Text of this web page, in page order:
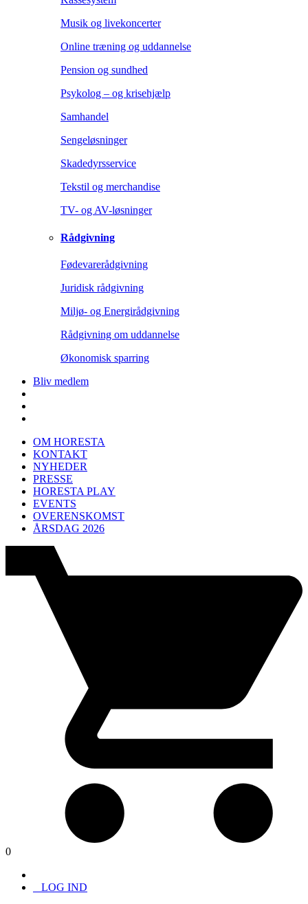
Musik og livekoncerter
Online træning og uddannelse
Pension og sundhed
Psykolog – og krisehjælp
Samhandel
Sengeløsninger
Skadedyrsservice
Tekstil og merchandise
TV- og AV-løsninger
Rådgivning
Fødevarerådgivning
Juridisk rådgivning
Miljø- og Energirådgivning
Rådgivning om uddannelse
Økonomisk sparring
Bliv medlem
OM HORESTA
KONTAKT
NYHEDER
PRESSE
HORESTA PLAY
EVENTS
OVERENSKOMST
ÅRSDAG 2026
0
LOG IND